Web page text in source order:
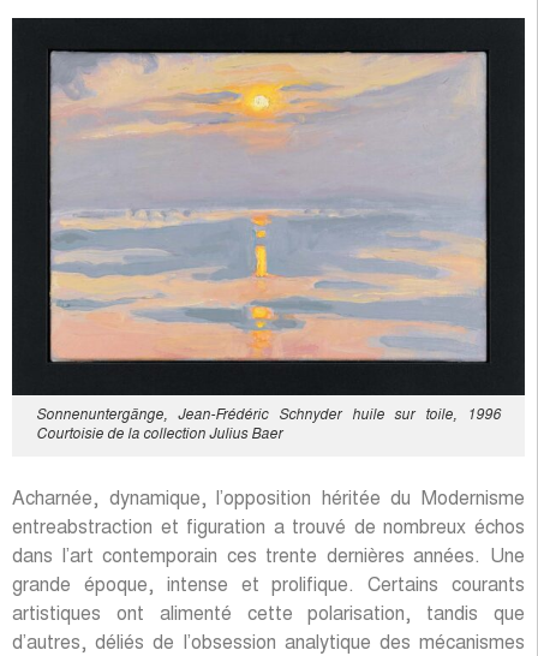
Sonnenuntergänge, Jean-Frédéric Schnyder huile sur toile, 1996
Courtoisie de la collection Julius Baer
Acharnée, dynamique, l’opposition héritée du Modernisme
entreabstraction et figuration a trouvé de nombreux échos
dans l’art contemporain ces trente dernières années. Une
grande époque, intense et prolifique. Certains courants
artistiques ont alimenté cette polarisation, tandis que
d’autres, déliés de l’obsession analytique des mécanismes